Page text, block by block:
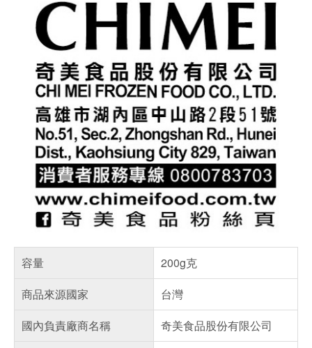
容量
200g克
商品來源國家
台灣
國內負責廠商名稱
奇美食品股份有限公司